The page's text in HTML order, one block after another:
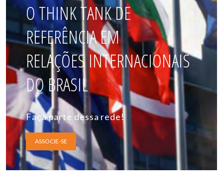
O THINK TANK DE
REFERÊNCIA EM
RELAÇÕES INTERNACIONAIS
DO BRASIL
Faça parte dessa rede!
ASSOCIE-SE